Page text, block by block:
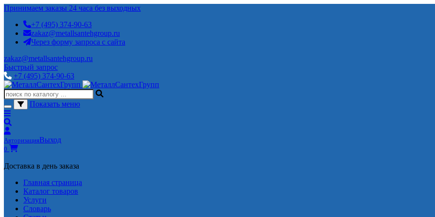
Принимаем заказы 24 часа без выходных
+7 (495) 374-90-63
zakaz@metallsantehgroup.ru
Через форму запроса с сайта
zakaz@metallsantehgroup.ru
Быстрый запрос
+7 (495) 374-90-63
Показать меню
АвторизацияВыход
0
Доставка в день заказа
Главная страница
Каталог товаров
Услуги
Словарь